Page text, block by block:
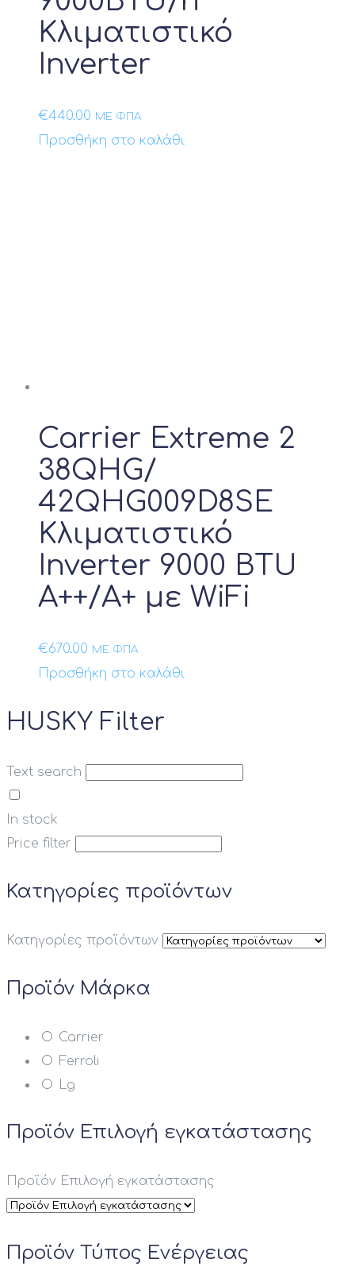
Κλιματιστικό
Inverter
€440.00 ΜΕ ΦΠΑ
Προσθήκη στο καλάθι
Carrier Extreme 2
38QHG/
42QHG009D8SE
Κλιματιστικό
Inverter 9000 BTU
A++/A+ με WiFi
€670.00 ΜΕ ΦΠΑ
Προσθήκη στο καλάθι
HUSKY Filter
Text search
In stock
Price filter
Κατηγορίες προϊόντων
Κατηγορίες προϊόντων
Προϊόν Μάρκα
Carrier
Ferroli
Lg
Προϊόν Επιλογή εγκατάστασης
Προϊόν Επιλογή εγκατάστασης
Προϊόν Τύπος Ενέργειας